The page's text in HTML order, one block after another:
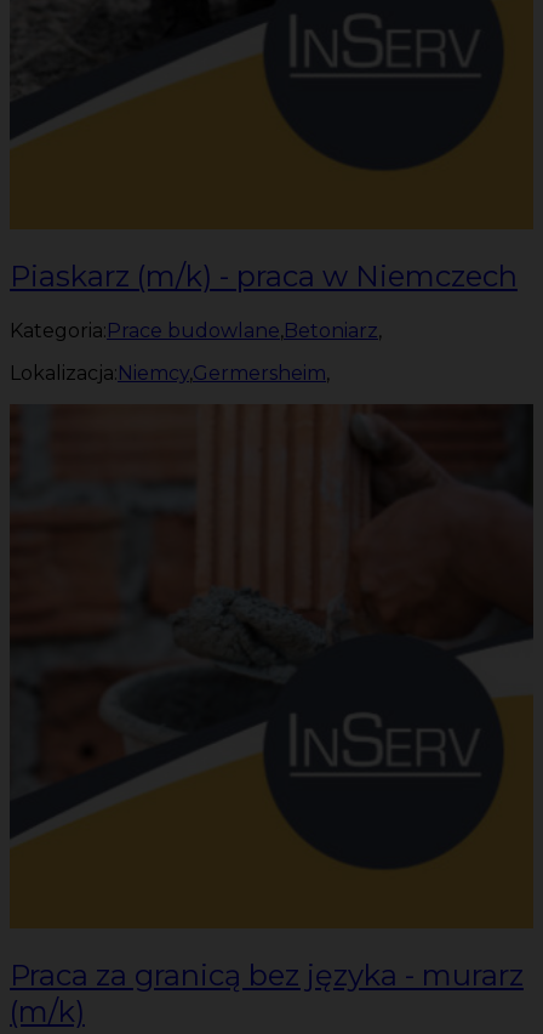
Piaskarz (m/k) - praca w Niemczech
Kategoria: Prace budowlane,Betoniarz,
Lokalizacja: Niemcy,Germersheim,
Praca za granicą bez języka - murarz
(m/k)